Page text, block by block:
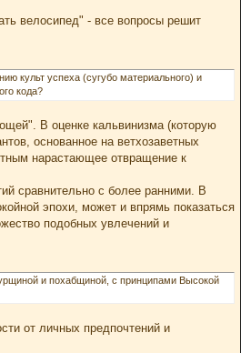
велосипед" - все вопросы решит
культ успеха (сугубо материального) и
кода?
В оценке кальвинизма (которую
основанное на ветхозаветных
нарастающее отвращение к
сравнительно с более ранними. В
эпохи, может и впрямь показаться
подобных увлечений и
и похабщиной, с принципами Высокой
от личных предпочтений и